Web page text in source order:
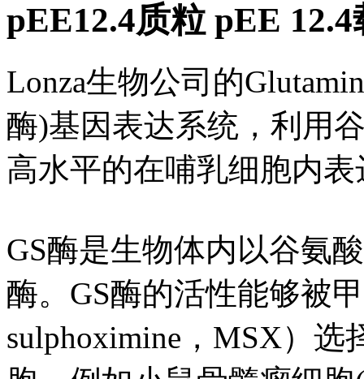
pEE12.4质粒 pEE
Lonza生物公司的
酶)基因表达系统，利用
高水平的在哺乳细胞内
GS酶是生物体内以谷氨
酶。GS酶的活性能够被
sulphoximine，MSX）